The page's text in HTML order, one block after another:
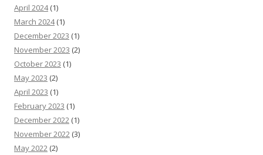
April 2024(1)
March 2024(1)
December 2023 (1)
November 2023 (2)
October 2023 (1)
May 2023 (2)
April 2023 (1)
February 2023 (1)
December 2022 (1)
November 2022 (3)
May 2022 (2)